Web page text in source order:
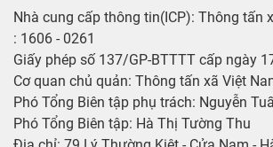
Nhà cung cấp thông tin(ICP): Thông tấn
: 1606 - 0261
Giấy phép số 137/GP-BTTTT cấp ngày
Cơ quan chủ quản: Thông tấn xã Việt
Phó Tổng Biên tập phụ trách: Nguyễn
Phó Tổng Biên tập: Hà Thị Tường Thu